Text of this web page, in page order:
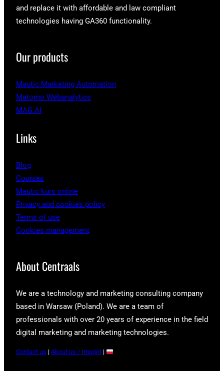
and replace it with affordable and law compliant
technologies having GA360 functionality.
Our products
Mautic Marketing Automation
Matomo Webanalytics
MAG AI
Links
Blog
Courses
Mautic kurs online
Privacy and cookies policy
Terms of use
Cookies management
About Centraals
We are a technology and marketing consulting company
based in Warsaw (Poland). We are a team of
professionals with over 20 years of experience in the field
digital marketing and marketing technologies.
Contact us | About us / Imprint |